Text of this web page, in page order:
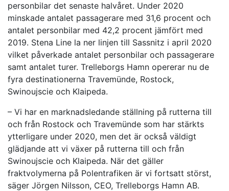
personbilar det senaste halvåret. Under 2020
minskade antalet passagerare med 31,6 procent och
antalet personbilar med 42,2 procent jämfört med
2019. Stena Line la ner linjen till Sassnitz i april 2020
vilket påverkade antalet personbilar och passagerare
samt antalet turer. Trelleborgs Hamn opererar nu de
fyra destinationerna Travemünde, Rostock,
Swinoujscie och Klaipeda.
– Vi har en marknadsledande ställning på rutterna till
och från Rostock och Travemünde som har stärkts
ytterligare under 2020, men det är också väldigt
glädjande att vi växer på rutterna till och från
Swinoujscie och Klaipeda. När det gäller
fraktvolymerna på Polentrafiken är vi fortsatt störst,
säger Jörgen Nilsson, CEO, Trelleborgs Hamn AB.